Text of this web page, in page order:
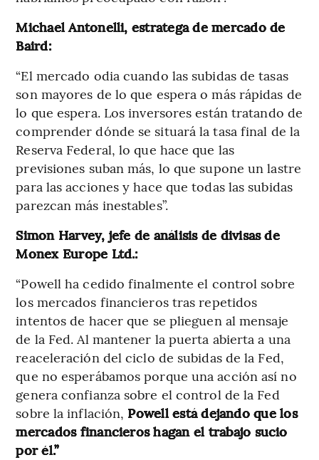
Michael Antonelli, estratega de mercado de
Baird:
“El mercado odia cuando las subidas de tasas
son mayores de lo que espera o más rápidas de
lo que espera. Los inversores están tratando de
comprender dónde se situará la tasa final de la
Reserva Federal, lo que hace que las
previsiones suban más, lo que supone un lastre
para las acciones y hace que todas las subidas
parezcan más inestables”.
Simon Harvey, jefe de análisis de divisas de
Monex Europe Ltd.:
“Powell ha cedido finalmente el control sobre
los mercados financieros tras repetidos
intentos de hacer que se plieguen al mensaje
de la Fed. Al mantener la puerta abierta a una
reaceleración del ciclo de subidas de la Fed,
que no esperábamos porque una acción así no
genera confianza sobre el control de la Fed
sobre la inflación, Powell está dejando que los
mercados financieros hagan el trabajo sucio
por él.”